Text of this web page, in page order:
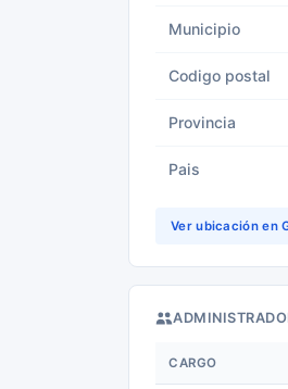
Municipio
Codigo postal
Provincia
Pais
Ver ubicación en
CARGO